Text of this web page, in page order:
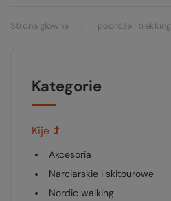
Strona główna podróże i trekking
Kategorie
kije
akcesoria
narciarskie i skitourowe
nordic walking